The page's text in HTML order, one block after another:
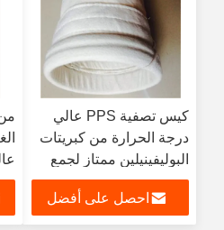
كيس تصفية PPS عالي
درجة الحرارة من كبريتات
البوليفينيلين ممتاز لجمع
الغبار
احصل على أفضل